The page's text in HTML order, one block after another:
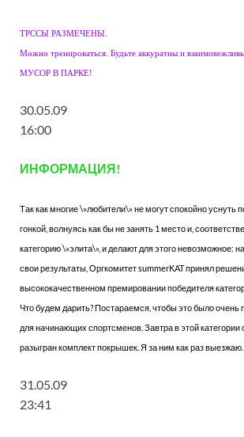
ТРССЫ РАЗМЕЧЕНЫ.
Можно тренироваться. Будьте аккуратны и
МУСОР В ПАРКЕ!
30.05.09
16:00
ИНФОРМАЦИЯ!
Так как многие \»любители\» не могут спокойно уснуть
гонкой, волнуясь как бы не занять 1 место и,
категорию \»элита\», и делают для этого невозможное:
свои результаты, Оргкомитет summerKAT принял
высококачественном премировании победителя
Что будем дарить? Постараемся, чтобы это было
для начинающих спортсменов. Завтра в этой категории
разыгран комплект покрышек. Я за ним как раз выезжаю.
31.05.09
23:41